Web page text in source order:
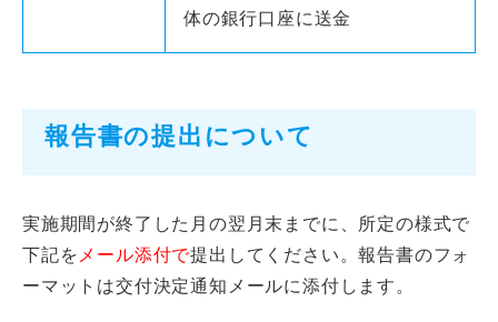
体の銀行口座に送金
報告書の提出について
実施期間が終了した月の翌月末までに、所定の様式で
下記を メール添付で提出してください。報告書のフォ
ーマットは交付決定通知メールに添付します。